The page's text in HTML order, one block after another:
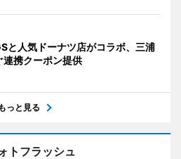
と人気ドーナツ店がコラボ、三浦
連携クーポン提供
もっと見る
トフラッシュ